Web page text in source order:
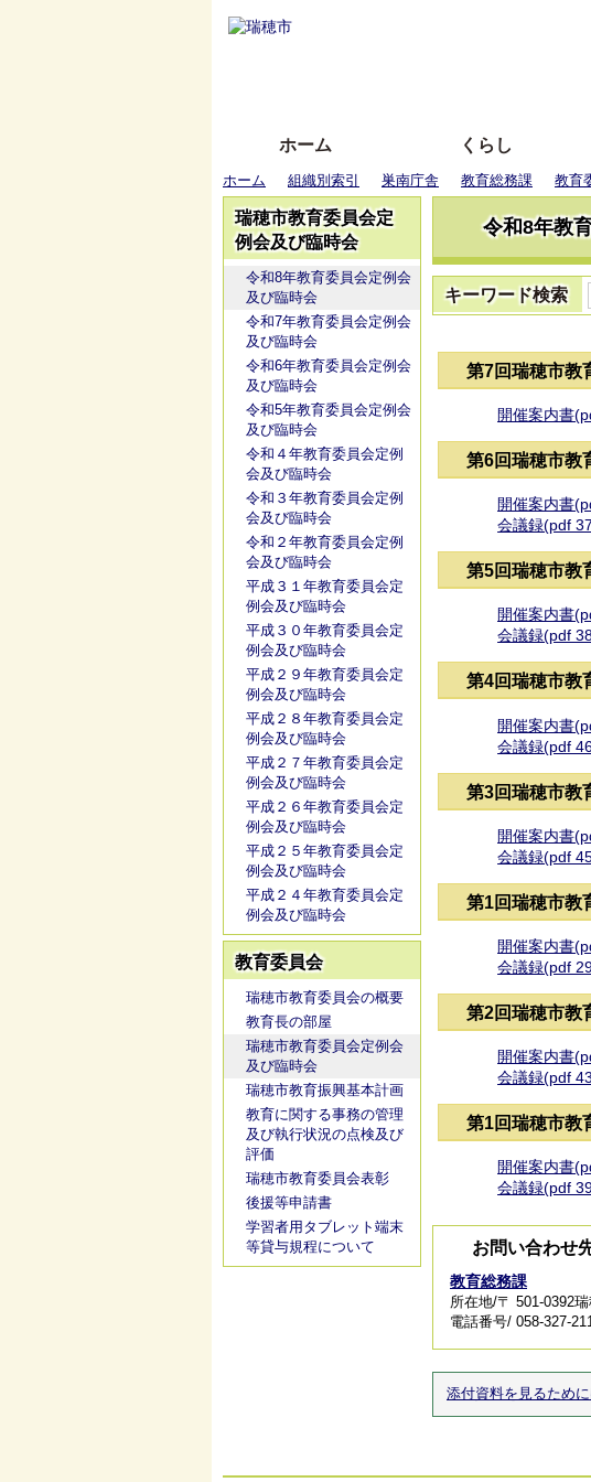
ホーム くらし
ホーム 組織別索引 巣南庁舎 教育総務課 教育
瑞穂市教育委員会定
例会及び臨時会
令和8年教育委員会定例会
及び臨時会
令和7年教育委員会定例会
及び臨時会
令和6年教育委員会定例会
及び臨時会
令和5年教育委員会定例会
及び臨時会
令和４年教育委員会定例
会及び臨時会
令和３年教育委員会定例
会及び臨時会
令和２年教育委員会定例
会及び臨時会
平成３１年教育委員会定
例会及び臨時会
平成３０年教育委員会定
例会及び臨時会
平成２９年教育委員会定
例会及び臨時会
平成２８年教育委員会定
例会及び臨時会
平成２７年教育委員会定
例会及び臨時会
平成２６年教育委員会定
例会及び臨時会
平成２５年教育委員会定
例会及び臨時会
平成２４年教育委員会定
例会及び臨時会
教育委員会
瑞穂市教育委員会の概要
教育長の部屋
瑞穂市教育委員会定例会
及び臨時会
瑞穂市教育振興基本計画
教育に関する事務の管理
及び執行状況の点検及び
評価
瑞穂市教育委員会表彰
後援等申請書
学習者用タブレット端末
等貸与規程について
令和8年教
キーワード検索
第7回瑞穂市
開催案内書
第6回瑞穂市
開催案内書
会議録(pdf
第5回瑞穂市
開催案内書
会議録(pdf
第4回瑞穂市
開催案内書
会議録(pdf
第3回瑞穂市
開催案内書
会議録(pdf
第1回瑞穂市
開催案内書
会議録(pdf
第2回瑞穂市
開催案内書
会議録(pdf
第1回瑞穂市
開催案内書
会議録(pdf
お問い合わせ
教育総務課
所在地/〒 501-0392
電話番号/ 058-327-
添付資料を見るため